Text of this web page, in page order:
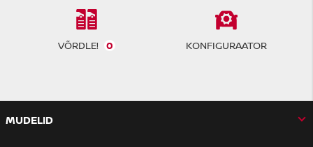
VÕRDLE! 0 KONFIGURAATOR
MUDELID